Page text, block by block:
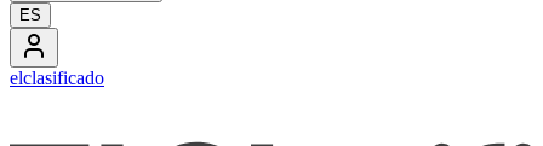
ES
elclasificado